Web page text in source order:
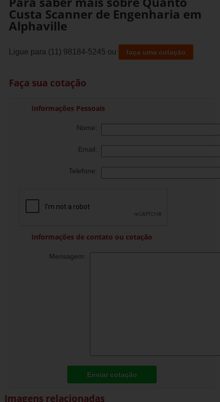
Custa Scanner de Engenharia em
Alphaville
Ligue para (11) 98184-5245 ou faça uma cotação
Faça sua cotação
Informações Pessoais
Nome:
Email:
Telefone:
Informações de contato ou cotação
Mensagem:
Enviar cotação
Imagens relacionadas